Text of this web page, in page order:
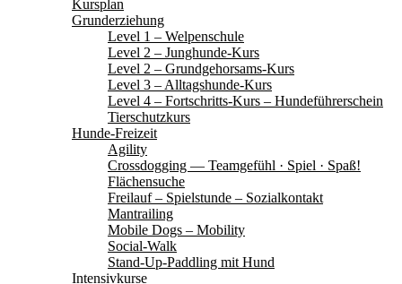
Kursplan
Grunderziehung
Level 1 – Welpenschule
Level 2 – Junghunde-Kurs
Level 2 – Grundgehorsams-Kurs
Level 3 – Alltagshunde-Kurs
Level 4 – Fortschritts-Kurs – Hundeführerschein
Tierschutzkurs
Hunde-Freizeit
Agility
Crossdogging — Teamgefühl · Spiel · Spaß!
Flächensuche
Freilauf – Spielstunde – Sozialkontakt
Mantrailing
Mobile Dogs – Mobility
Social-Walk
Stand-Up-Paddling mit Hund
Intensivkurse